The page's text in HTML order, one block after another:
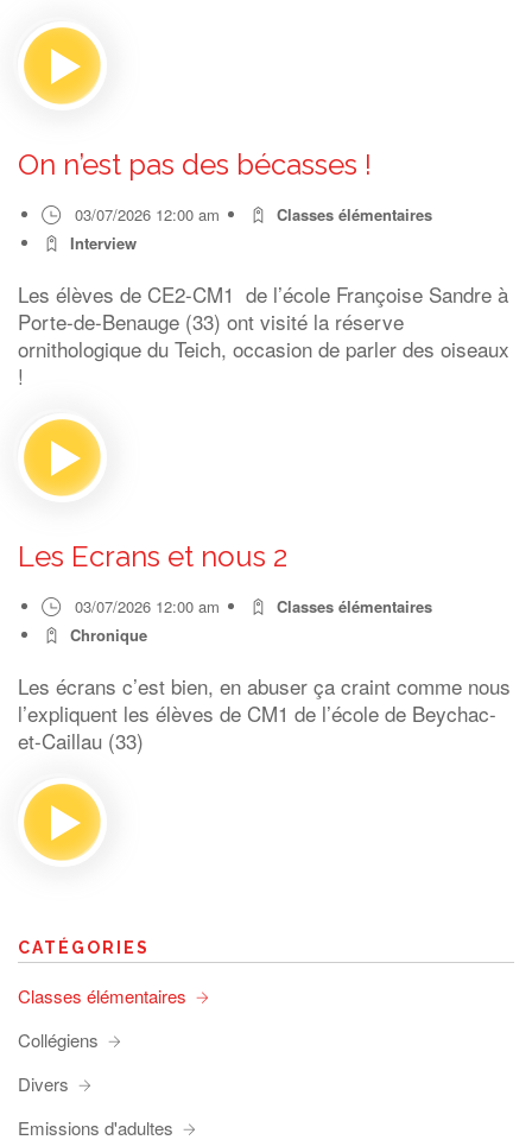
On n’est pas des bécasses !
03/07/2026 12:00 am
Classes élémentaires
Interview
Les élèves de CE2-CM1 de l’école Françoise Sandre à
Porte-de-Benauge (33) ont visité la réserve
ornithologique du Teich, occasion de parler des oiseaux
!
Les Ecrans et nous 2
03/07/2026 12:00 am
Classes élémentaires
Chronique
Les écrans c’est bien, en abuser ça craint comme nous
l’expliquent les élèves de CM1 de l’école de Beychac-
et-Caillau (33)
CATÉGORIES
Classes élémentaires
Collégiens
Divers
Emissions d'adultes